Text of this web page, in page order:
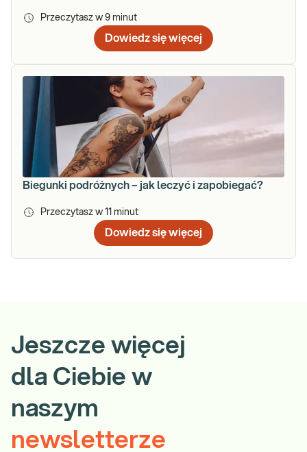
Przeczytasz w 9 minut
Dowiedz się więcej
Biegunki podróżnych – jak leczyć i zapobiegać?
Przeczytasz w 11 minut
Dowiedz się więcej
Jeszcze więcej
dla Ciebie w
naszym
newsletterze